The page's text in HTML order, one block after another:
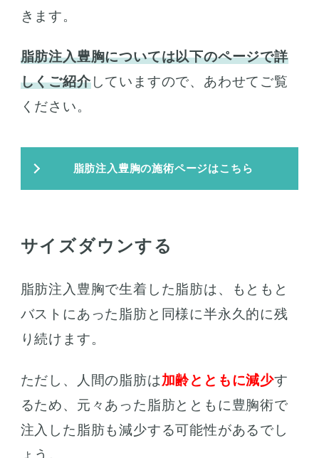
きます。
脂肪注入豊胸については以下のページで詳
しくご紹介していますので、あわせてご覧
ください。
脂肪注入豊胸の施術ページはこちら
サイズダウンする
脂肪注入豊胸で生着した脂肪は、もともと
バストにあった脂肪と同様に半永久的に残
り続けます。
ただし、人間の脂肪は加齢とともに減少す
るため、元々あった脂肪とともに豊胸術で
注入した脂肪も減少する可能性があるでし
ょう。